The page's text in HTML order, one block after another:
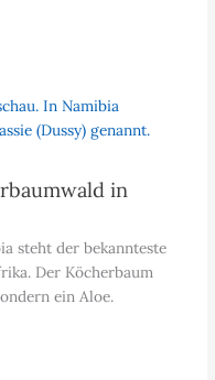
in
steht der bekannteste
Der Köcherbaum
ein Aloe.